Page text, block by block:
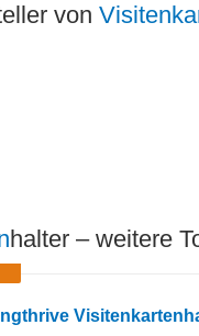
von
halter – weitere